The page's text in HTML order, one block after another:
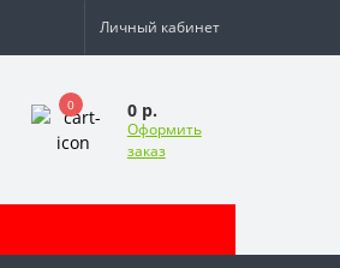
Личный кабинет
0 0 р.
Оформить
заказ